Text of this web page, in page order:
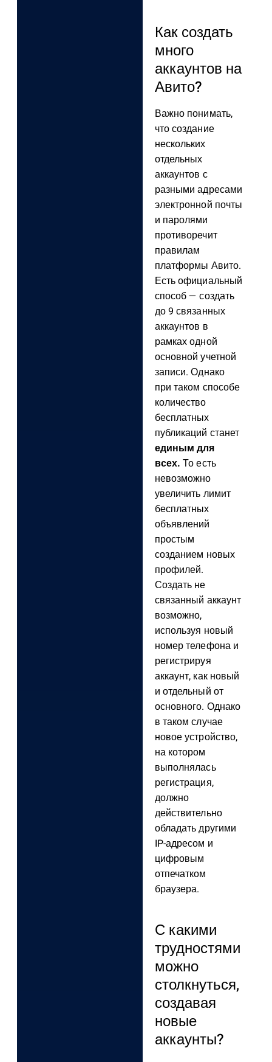
Как создать
много
аккаунтов на
Авито?
Важно понимать,
что создание
нескольких
отдельных
аккаунтов с
разными адресами
электронной почты
и паролями
противоречит
правилам
платформы Авито.
Есть официальный
способ — создать
до 9 связанных
аккаунтов в
рамках одной
основной учетной
записи. Однако
при таком способе
количество
бесплатных
публикаций станет
единым для
всех. То есть
невозможно
увеличить лимит
бесплатных
объявлений
простым
созданием новых
профилей.
Создать не
связанный аккаунт
возможно,
используя новый
номер телефона и
регистрируя
аккаунт, как новый
и отдельный от
основного. Однако
в таком случае
новое устройство,
на котором
выполнялась
регистрация,
должно
действительно
обладать другими
IP-адресом и
цифровым
отпечатком
браузера.
С какими
трудностями
можно
столкнуться,
создавая
новые
аккаунты?